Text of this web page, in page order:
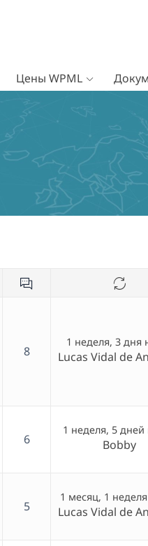
Цены WPML
8
1 неделя, 3 дня
Lucas Vidal de
6
1 неделя, 5 дней
Bobby
5
1 месяц, 1
Lucas Vidal de